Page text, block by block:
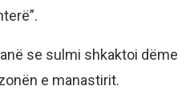
se sulmi shkaktoi dëme
e manastirit.